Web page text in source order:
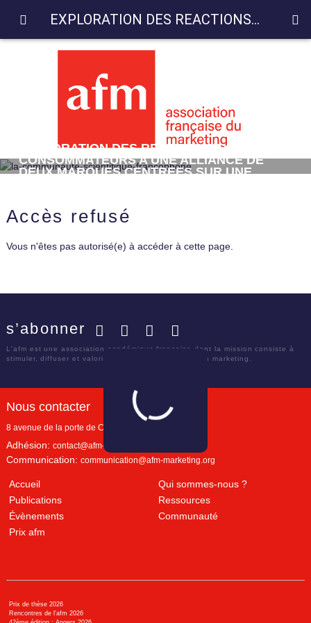
EXPLORATION DES REACTIONS DES
CONSOMMATEURS A UNE ALLIANCE DE
DEUX MARQUES CENTREES SUR UNE
Accès refusé
Vous n'êtes pas autorisé(e) à accéder à cette page.
s’abonner
L'afm est une association académique française dont la mission consiste à
stimuler, diffuser et valoriser le savoir scientifique en marketing.
Nous contacter
8 avenue de la porte de Champerret
Adhésion: contact@afm-marketing.org
Communication: communication@afm-marketing.org
Accueil
Qui sommes-nous ?
Publications
Ressources
Évènements
Communauté
Prix afm
Prix de thèse 2026
Rencontres de l'afm 2026
EXPLORATION DES REACTIONS DES CONSOMMATEURS A UNE ALLIANCE DE DEUX MARQUES CENTREES SUR UNE CAUSE SOCIETALE